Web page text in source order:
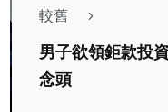
較舊
男子欲領鉅款投
念頭